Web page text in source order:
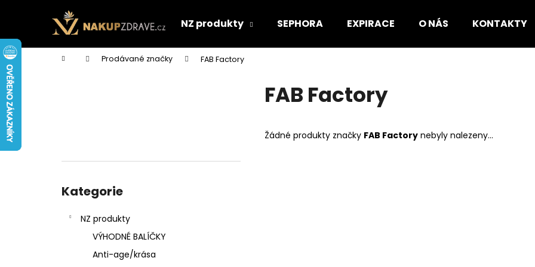
NZ produkty SEPHORA EXPIRACE O NÁS KONTAKTY
Domů Prodávané značky FAB Factory
kategorie
Kategorie
NZ produkty
VÝHODNÉ BALÍČKY
Anti-age/krása
FAB Factory
Žádné produkty značky FAB Factory nebyly nalezeny...
š
í
k
Zpět
do
Zpět
do